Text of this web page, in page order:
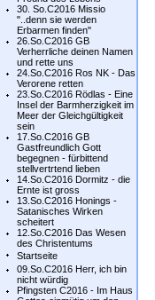
30. So.C2016 Missio
"..denn sie werden
Erbarmen finden"
26.So.C2016 GB
Verherrliche deinen Namen
und rette uns
24.So.C2016 Ros NK - Das
Verorene retten
23.So.C2016 Rödlas - Eine
Insel der Barmherzigkeit im
Meer der Gleichgültigkeit
sein
17.So.C2016 GB
Gastfreundlich Gott
begegnen - fürbittend
stellvertrtend lieben
14.So.C2016 Dormitz - die
Ernte ist gross
13.So.C2016 Honings -
Satanisches Wirken
scheitert
12.So.C2016 Das Wesen
des Christentums
Startseite
09.So.C2016 Herr, ich bin
nicht würdig
Pfingsten C2016 - Im Haus